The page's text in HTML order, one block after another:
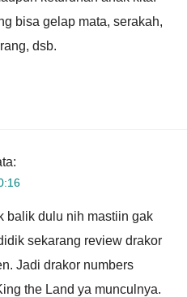
bisa gelap mata, serakah,
dsb.
balik dulu nih mastiin gak
sekarang review drakor
Jadi drakor numbers
the Land ya munculnya.